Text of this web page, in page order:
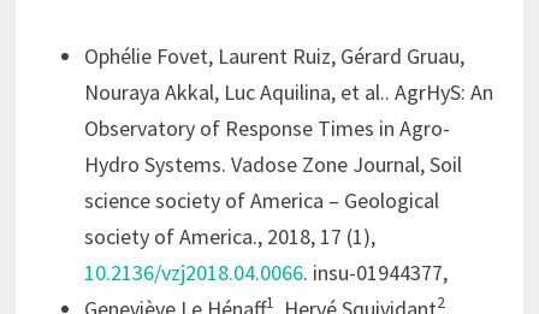
Ophélie Fovet, Laurent Ruiz, Gérard Gruau,
Nouraya Akkal, Luc Aquilina, et al.. AgrHyS: An
Observatory of Response Times in Agro-
Hydro Systems. Vadose Zone Journal, Soil
science society of America – Geological
society of America., 2018, 17 (1),
10.2136/vzj2018.04.0066. insu-01944377,
Geneviève Le Hénaff1, Hervé Squividant2,